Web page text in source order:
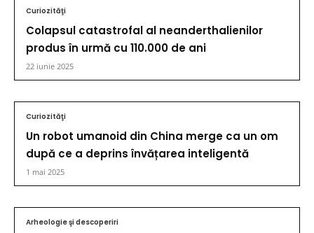
Curiozităţi
Colapsul catastrofal al neanderthalienilor
produs în urmă cu 110.000 de ani
22 iunie 2025
Curiozităţi
Un robot umanoid din China merge ca un om
după ce a deprins învățarea inteligentă
1 mai 2025
Arheologie şi descoperiri